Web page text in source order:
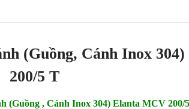
(Guồng, Cánh Inox
200/5 T
(Guồng , Cánh Inox 304) Elanta MCV 200/